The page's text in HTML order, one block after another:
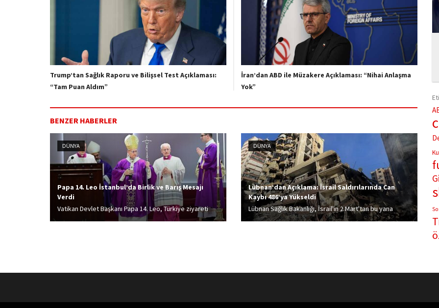
Trump’tan Sağlık Raporu ve Bilişsel Test Açıklaması:
“Tam Puan Aldım”
İran’dan ABD ile Müzakere Açıklaması: “Nihai Anlaşma
Yok”
BENZER HABERLER
DÜNYA
Papa 14. Leo İstanbul’da Birlik ve Barış Mesajı
Verdi
Vatikan Devlet Başkanı Papa 14. Leo, Türkiye ziyareti
kapsamında bulunduğu İstanbul'da düzenlediği ayinde
DÜNYA
Lübnan’dan Açıklama: İsrail Saldırılarında Can
Kaybı 486’ya Yükseldi
Lübnan Sağlık Bakanlığı, İsrail'in 2 Mart'tan bu yana
ülkeye gerçekleştirdiği saldırılarda hayatını